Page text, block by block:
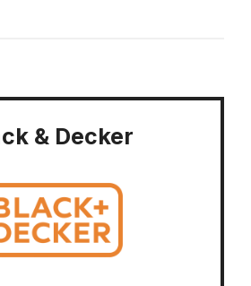
& Decker